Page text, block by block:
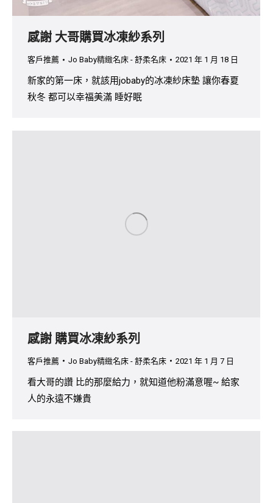
感謝 大哥購買冰凍紗系列
客戶推薦 Jo Baby精緻名床 - 舒柔名床 2021 年 1 月 18 日
新家的第一床，就該用jobaby的冰凍紗床墊 讓你春夏
秋冬 都可以幸福美滿 睡好眠
感謝 購買冰凍紗系列
客戶推薦 Jo Baby精緻名床 - 舒柔名床 2021 年 1 月 7 日
看大哥的讚 比的那麼給力，就知道他粉滿意喔~ 給家
人的永遠不嫌貴